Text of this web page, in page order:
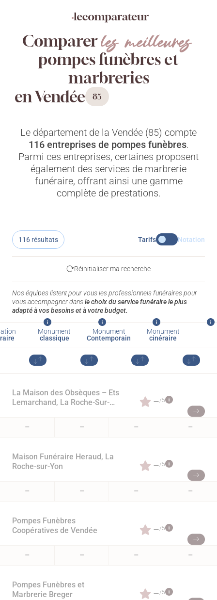
contenuComparerles meilleures
pompes funèbres et
marbreries
en Vendée
85
Le département de la Vendée (85) compte
116 entreprises de pompes funèbres.
Parmi ces entreprises, certaines proposent
également des services de marbrerie
funéraire, offrant ainsi une gamme
complète de prestations.
116 résultats Tarifs Notation
Réinitialiser ma recherche
Nos équipes listent pour vous les professionnels funéraires pour
vous accompagner dansle choix du service funéraire le plus
adapté à vos besoins et à votre budget.
Monument
classique
Monument
Contemporain
Monument
cinéraire
La Maison des Obsèques – Ets
Lemarchand, La Roche-Sur-
–/5
– – – –
Maison Funéraire Heraud, La
Roche-sur-Yon
–/5
– – – –
Pompes Funèbres
Coopératives de Vendée
–/5
– – – –
Pompes Funèbres et
Marbrerie Breger
–/5